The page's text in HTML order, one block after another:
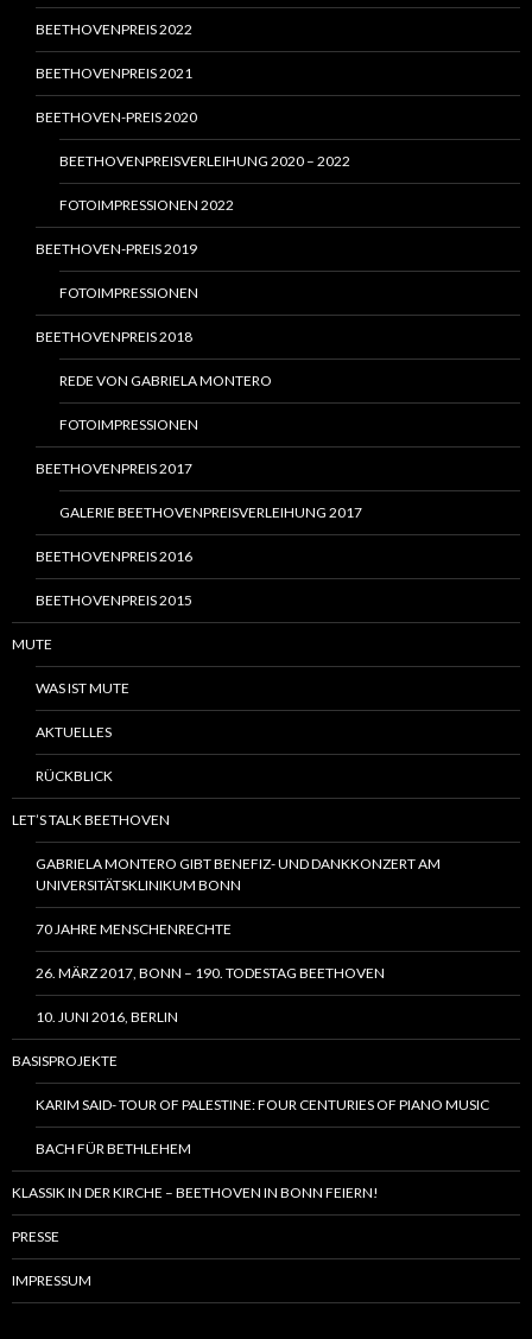
BEETHOVENPREIS 2022
BEETHOVENPREIS 2021
BEETHOVEN-PREIS 2020
BEETHOVENPREISVERLEIHUNG 2020 – 2022
FOTOIMPRESSIONEN 2022
BEETHOVEN-PREIS 2019
FOTOIMPRESSIONEN
BEETHOVENPREIS 2018
REDE VON GABRIELA MONTERO
FOTOIMPRESSIONEN
BEETHOVENPREIS 2017
GALERIE BEETHOVENPREISVERLEIHUNG 2017
BEETHOVENPREIS 2016
BEETHOVENPREIS 2015
MUTE
WAS IST MUTE
AKTUELLES
RÜCKBLICK
LET’S TALK BEETHOVEN
GABRIELA MONTERO GIBT BENEFIZ- UND DANKKONZERT AM
UNIVERSITÄTSKLINIKUM BONN
70 JAHRE MENSCHENRECHTE
26. MÄRZ 2017, BONN – 190. TODESTAG BEETHOVEN
10. JUNI 2016, BERLIN
BASISPROJEKTE
KARIM SAID- TOUR OF PALESTINE: FOUR CENTURIES OF PIANO MUSIC
BACH FÜR BETHLEHEM
KLASSIK IN DER KIRCHE – BEETHOVEN IN BONN FEIERN!
PRESSE
IMPRESSUM